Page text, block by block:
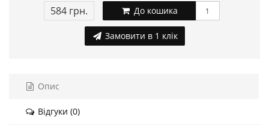
584 грн. До кошика
Замовити в 1 клік
Опис
Відгуки (0)